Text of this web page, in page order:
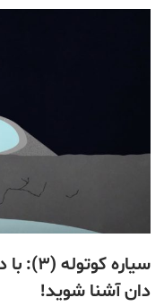
سیاره
دان آشنا شوید!